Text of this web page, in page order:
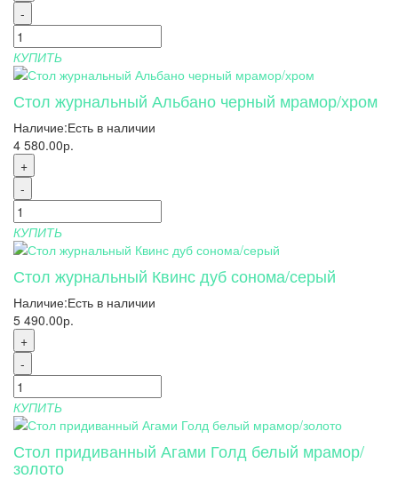
-
КУПИТЬ
Стол журнальный Альбано черный мрамор/хром
Наличие:Есть в наличии
4 580.00р.
+
-
КУПИТЬ
Стол журнальный Квинс дуб сонома/серый
Наличие:Есть в наличии
5 490.00р.
+
-
КУПИТЬ
Стол придиванный Агами Голд белый мрамор/
золото